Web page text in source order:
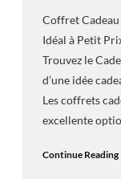
Coffret Cadeau
Idéal à Petit
Trouvez le
d’une idée
Les coffrets
excellente
Continue Reading